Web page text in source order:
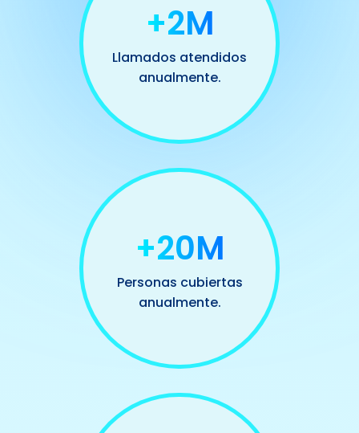
+2M
Llamados atendidos
anualmente.
+20M
Personas cubiertas
anualmente.